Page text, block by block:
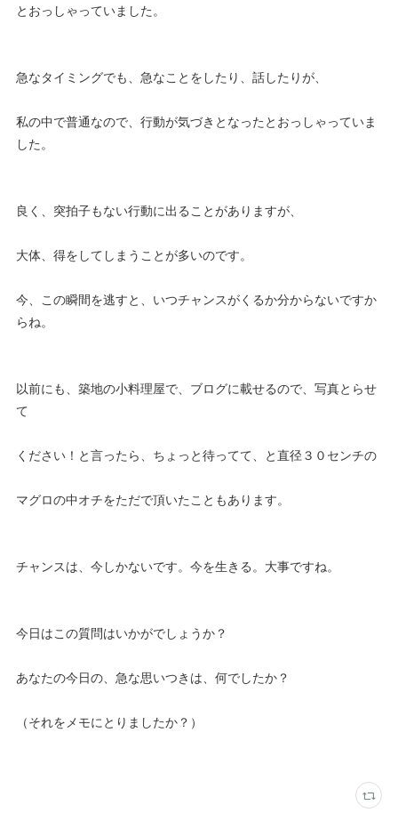
とおっしゃっていました。
急なタイミングでも、急なことをしたり、話したりが、
私の中で普通なので、行動が気づきとなったとおっしゃっていま
した。
良く、突拍子もない行動に出ることがありますが、
大体、得をしてしまうことが多いのです。
今、この瞬間を逃すと、いつチャンスがくるか分からないですか
らね。
以前にも、築地の小料理屋で、ブログに載せるので、写真とらせ
て
ください！と言ったら、ちょっと待ってて、と直径３０センチの
マグロの中オチをただで頂いたこともあります。
チャンスは、今しかないです。今を生きる。大事ですね。
今日はこの質問はいかがでしょうか？
あなたの今日の、急な思いつきは、何でしたか？
（それをメモにとりましたか？）